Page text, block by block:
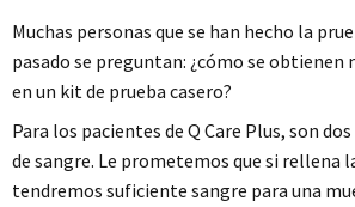
Muchas personas que se han hecho la
pasado se preguntan: ¿cómo se obtienen
en un kit de prueba casero?
Para los pacientes de Q Care Plus, son
de sangre. Le prometemos que si rellena
tendremos suficiente sangre para una